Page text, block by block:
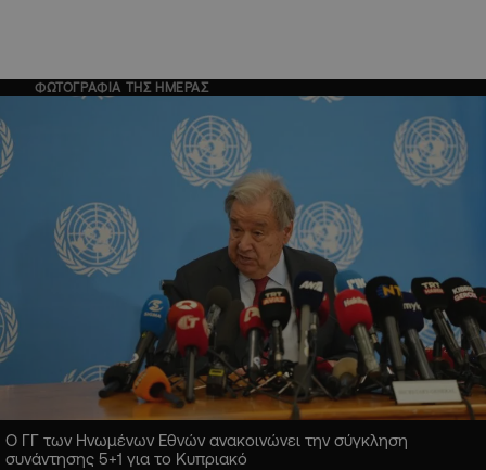
ΦΩΤΟΓΡΑΦΙΑ ΤΗΣ ΗΜΕΡΑΣ
Ο ΓΓ των Ηνωμένων Εθνών ανακοινώνει την σύγκληση
συνάντησης 5+1 για το Κυπριακό